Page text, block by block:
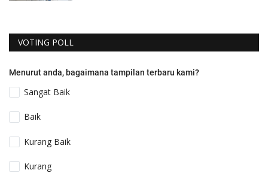
VOTING POLL
Menurut anda, bagaimana tampilan terbaru kami?
Sangat Baik
Baik
Kurang Baik
Kurang